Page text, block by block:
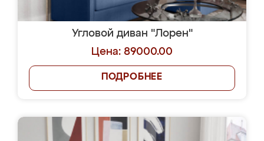
Угловой диван "Лорен"
Цена: 89000.00
ПОДРОБНЕЕ